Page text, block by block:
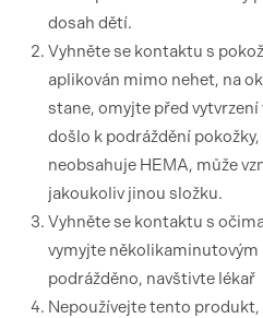
dosah dětí.
Vyhněte se kontaktu s
aplikován mimo nehet, na
stane, omyjte před
došlo k podráždění
neobsahuje HEMA, může
jakoukoliv jinou složku.
Vyhněte se kontaktu s
vymyjte několikaminutovým
podrážděno, navštivte lékař
Nepoužívejte tento